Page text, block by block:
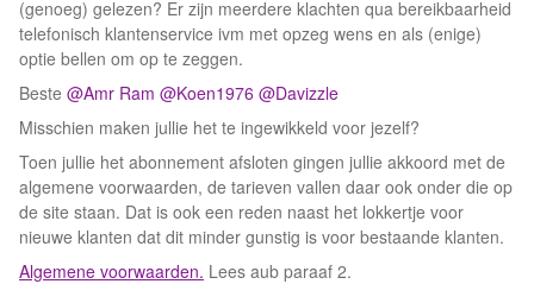
(genoeg) gelezen? Er zijn meerdere klachten qua bereikbaarheid
telefonisch klantenservice ivm met opzeg wens en als (enige)
optie bellen om op te zeggen.
Beste ​ @Amr Ram @Koen1976 @Davizzle
Misschien maken jullie het te ingewikkeld voor jezelf?
Toen jullie het abonnement afsloten gingen jullie akkoord met de
algemene voorwaarden, de tarieven vallen daar ook onder die op
de site staan. Dat is ook een reden naast het lokkertje voor
nieuwe klanten dat dit minder gunstig is voor bestaande klanten.
Algemene voorwaarden. Lees aub paraaf 2.